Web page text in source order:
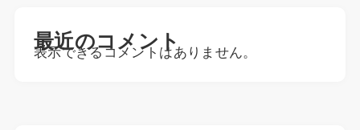
最近のコメント
表示できるコメントはありません。